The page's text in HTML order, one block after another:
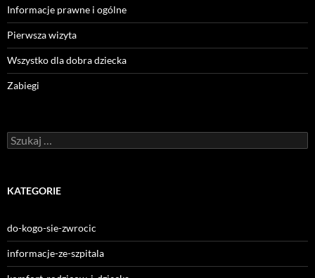
Informacje prawne i ogólne
Pierwsza wizyta
Wszystko dla dobra dziecka
Zabiegi
Szukaj:
KATEGORIE
do-kogo-sie-zwrocic
informacje-ze-szpitala